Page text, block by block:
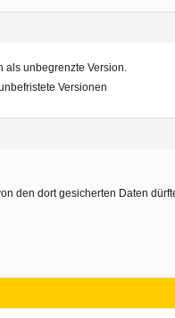
unbegrenzte Version.
Versionen
den dort gesicherten Daten